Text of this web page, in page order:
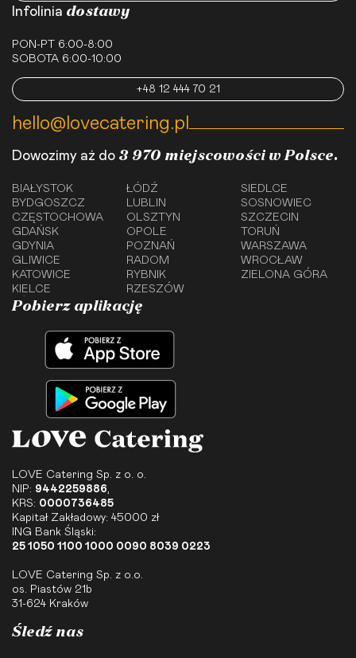
Infolinia dostawy
PON-PT 6:00-8:00
SOBOTA 6:00-10:00
+48 12 444 70 21
hello@lovecatering.pl
Dowozimy aż do 3 970 miejscowości w Polsce.
BIAŁYSTOK
BYDGOSZCZ
CZĘSTOCHOWA
GDAŃSK
GDYNIA
GLIWICE
KATOWICE
KIELCE
ŁÓDŹ
LUBLIN
OLSZTYN
OPOLE
POZNAŃ
RADOM
RYBNIK
RZESZÓW
SIEDLCE
SOSNOWIEC
SZCZECIN
TORUŃ
WARSZAWA
WROCŁAW
ZIELONA GÓRA
Pobierz aplikację
LOVE Catering Sp. z o. o.
NIP: 9442259886
KRS: 0000736485
Kapitał Zakładowy: 45000 zł
ING Bank Śląski:
25 1050 1100 1000 0090 8039 0223
LOVE Catering Sp. z o.o.
os. Piastów 21b
31-624 Kraków
Śledź nas